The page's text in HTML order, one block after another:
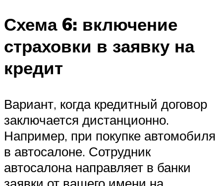
Схема 6: включение
страховки в заявку на
кредит
Вариант, когда кредитный договор
заключается дистанционно.
Например, при покупке автомобиля
в автосалоне. Сотрудник
автосалона направляет в банки